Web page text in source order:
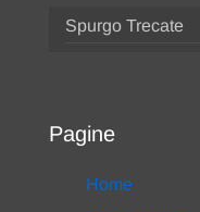
Spurgo Trecate
Pagine
Home